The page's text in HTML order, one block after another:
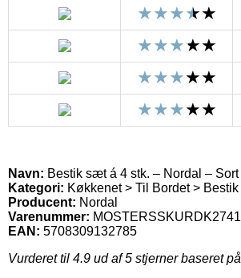
Navn: Bestik sæt á 4 stk. – Nordal – Sort
Kategori: Køkkenet > Til Bordet > Bestik
Producent: Nordal
Varenummer: MOSTERSSKURDK2741
EAN: 5708309132785
Vurderet til 4.9 ud af 5 stjerner baseret på